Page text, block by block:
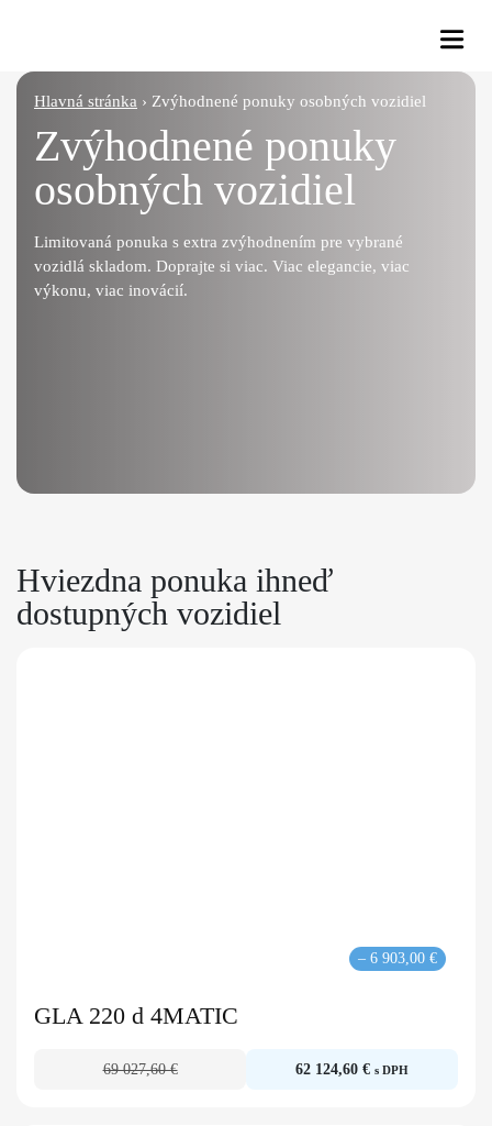
Osobné vozidlá
Úžitkové vozidlá
Služby
Hlavná stránka › Zvýhodnené ponuky osobných vozidiel
Zvýhodnené ponuky
osobných vozidiel
Limitovaná ponuka s extra zvýhodnením pre vybrané
vozidlá skladom. Doprajte si viac. Viac elegancie, viac
výkonu, viac inovácií.
Hviezdna ponuka ihneď
dostupných vozidiel
– 6 903,00 €
GLA 220 d 4MATIC
69 027,60 € 62 124,60 € s DPH